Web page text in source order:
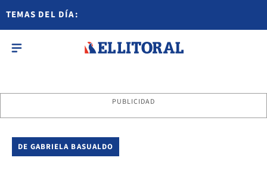
TEMAS DEL DÍA:
PUBLICIDAD
DE GABRIELA BASUALDO